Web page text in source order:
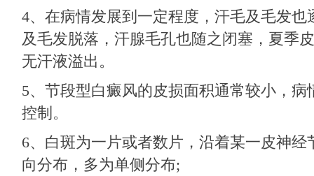
4、在病情发展到一定程度，汗毛及毛发也
及毛发脱落，汗腺毛孔也随之闭塞，夏季
无汗液溢出。
5、节段型白癜风的皮损面积通常较小，
控制。
6、白斑为一片或者数片，沿着某一皮神
向分布，多为单侧分布;